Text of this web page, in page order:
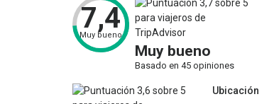
7,4
Muy bueno
Muy bueno
Basado en 45 opiniones
Ubicación